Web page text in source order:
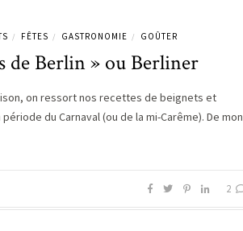
/ FÊTES / GASTRONOMIE / GOÛTER
de Berlin » ou Berliner
on ressort nos recettes de beignets et
du Carnaval (ou de la mi-Carême). De mon
2